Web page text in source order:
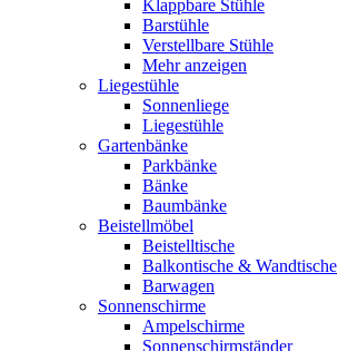
Klappbare Stühle
Barstühle
Verstellbare Stühle
Mehr anzeigen
Liegestühle
Sonnenliege
Liegestühle
Gartenbänke
Parkbänke
Bänke
Baumbänke
Beistellmöbel
Beistelltische
Balkontische & Wandtische
Barwagen
Sonnenschirme
Ampelschirme
Sonnenschirmständer